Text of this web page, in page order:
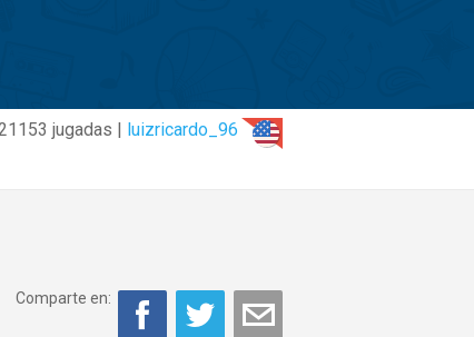
jugadas | luizricardo_96
Comparte en: